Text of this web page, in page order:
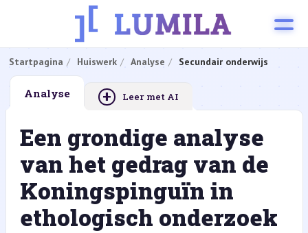
Startpagina Huiswerk Analyse Secundair onderwijs
Analyse + Leer met AI
Een grondige analyse
van het gedrag van de
Koningspinguïn in
ethologisch onderzoek